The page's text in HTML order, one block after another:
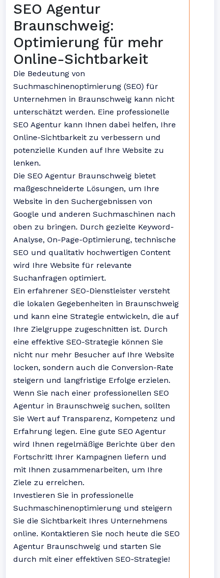
SEO Agentur
Braunschweig:
Optimierung für mehr
Online-Sichtbarkeit
Die Bedeutung von
Suchmaschinenoptimierung (SEO) für
Unternehmen in Braunschweig kann nicht
unterschätzt werden. Eine professionelle
SEO Agentur kann Ihnen dabei helfen, Ihre
Online-Sichtbarkeit zu verbessern und
potenzielle Kunden auf Ihre Website zu
lenken.
Die SEO Agentur Braunschweig bietet
maßgeschneiderte Lösungen, um Ihre
Website in den Suchergebnissen von
Google und anderen Suchmaschinen nach
oben zu bringen. Durch gezielte Keyword-
Analyse, On-Page-Optimierung, technische
SEO und qualitativ hochwertigen Content
wird Ihre Website für relevante
Suchanfragen optimiert.
Ein erfahrener SEO-Dienstleister versteht
die lokalen Gegebenheiten in Braunschweig
und kann eine Strategie entwickeln, die auf
Ihre Zielgruppe zugeschnitten ist. Durch
eine effektive SEO-Strategie können Sie
nicht nur mehr Besucher auf Ihre Website
locken, sondern auch die Conversion-Rate
steigern und langfristige Erfolge erzielen.
Wenn Sie nach einer professionellen SEO
Agentur in Braunschweig suchen, sollten
Sie Wert auf Transparenz, Kompetenz und
Erfahrung legen. Eine gute SEO Agentur
wird Ihnen regelmäßige Berichte über den
Fortschritt Ihrer Kampagnen liefern und
mit Ihnen zusammenarbeiten, um Ihre
Ziele zu erreichen.
Investieren Sie in professionelle
Suchmaschinenoptimierung und steigern
Sie die Sichtbarkeit Ihres Unternehmens
online. Kontaktieren Sie noch heute die SEO
Agentur Braunschweig und starten Sie
durch mit einer effektiven SEO-Strategie!